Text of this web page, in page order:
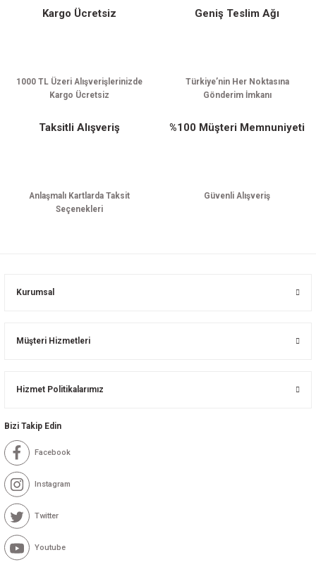
Kargo Ücretsiz
1000 TL Üzeri Alışverişlerinizde
Kargo Ücretsiz
Geniş Teslim Ağı
Türkiye’nin Her Noktasına
Gönderim İmkanı
Taksitli Alışveriş
Anlaşmalı Kartlarda Taksit
Seçenekleri
%100 Müşteri Memnuniyeti
Güvenli Alışveriş
Kurumsal
Müşteri Hizmetleri
Hizmet Politikalarımız
Bizi Takip Edin
Facebook
Instagram
Twitter
Youtube